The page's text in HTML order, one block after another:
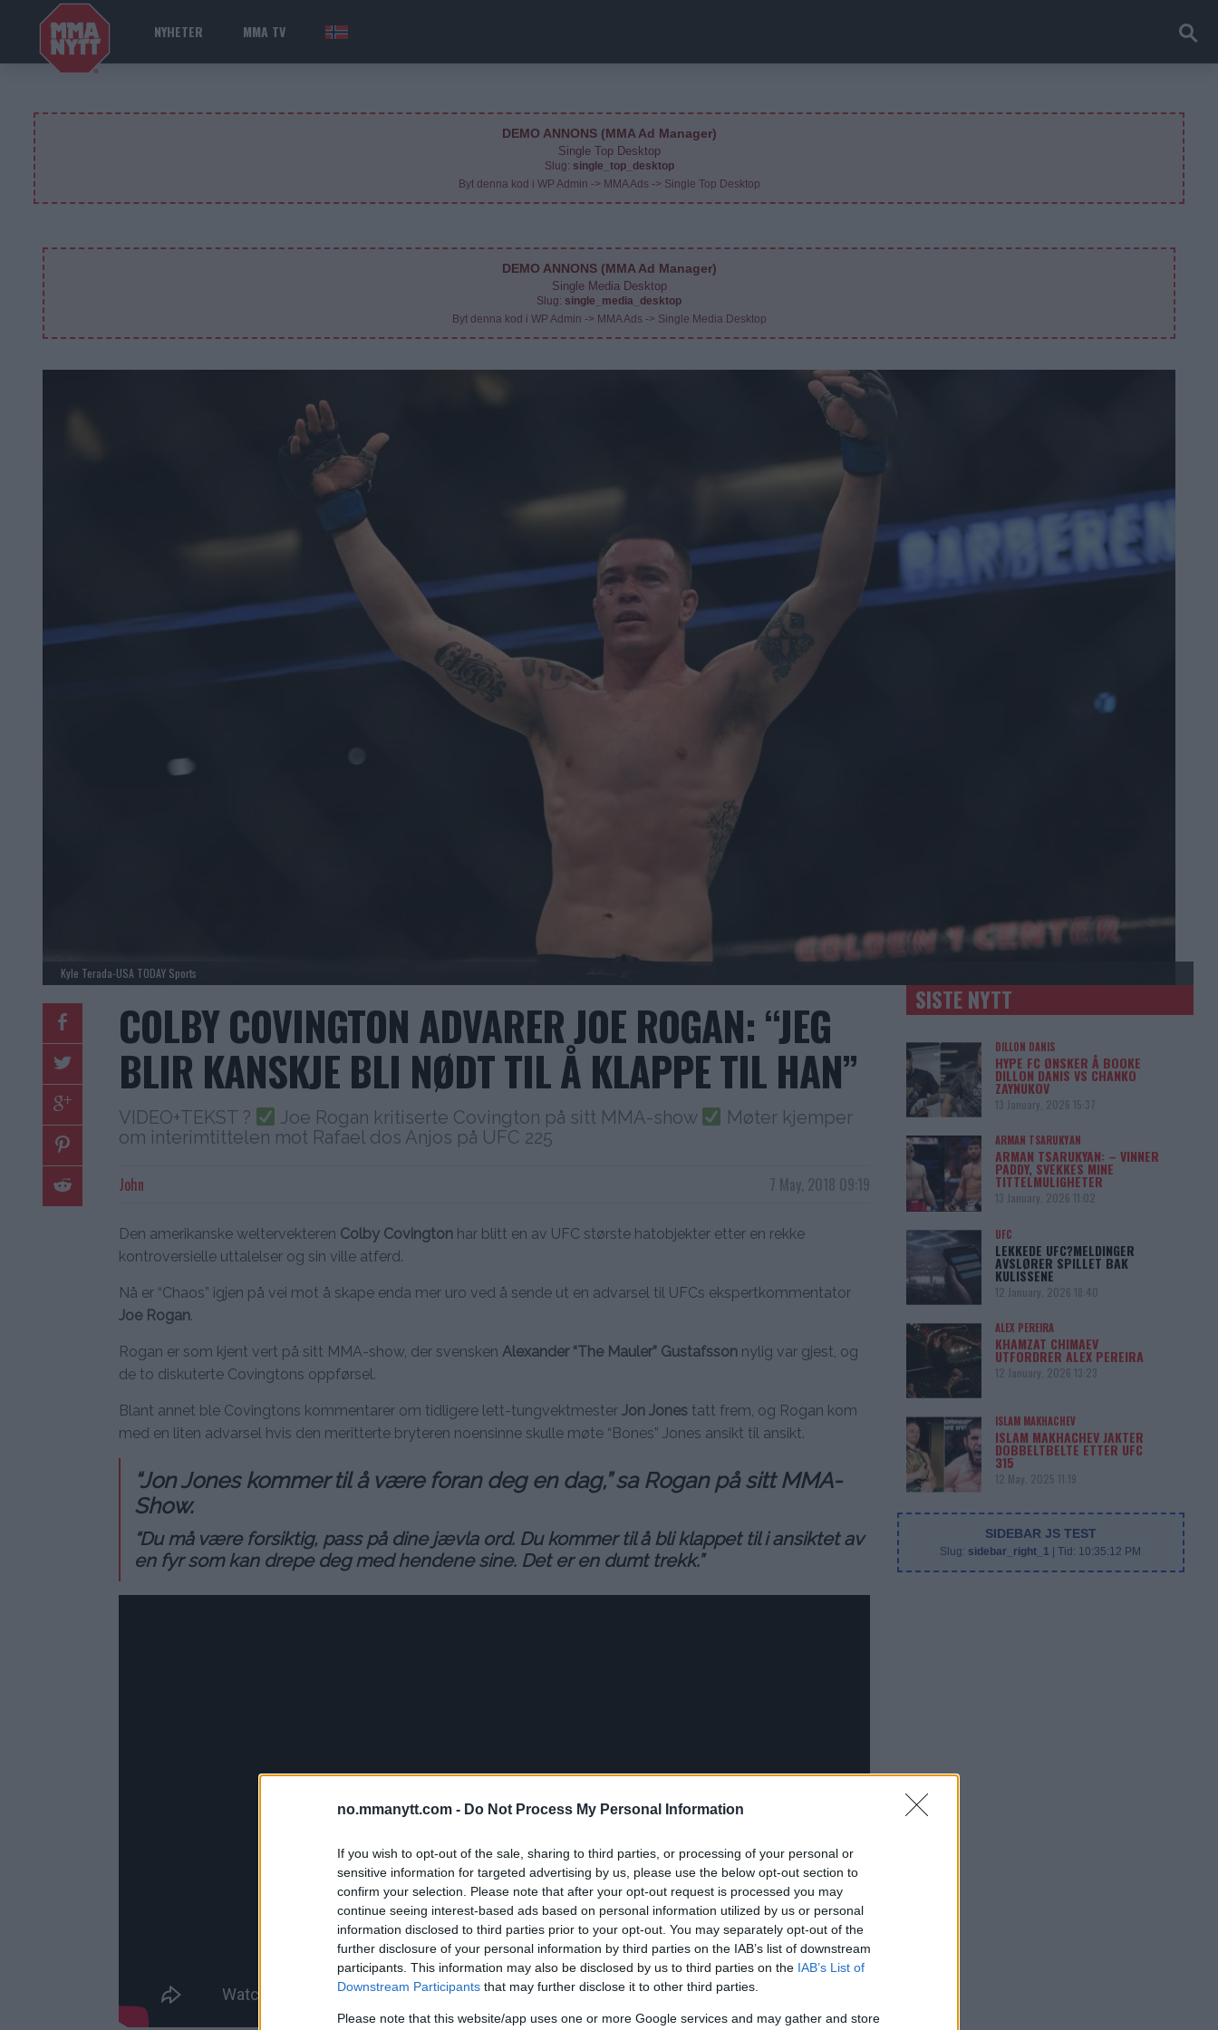
no.mmanytt.com - Do Not Process My Personal Information
If you wish to opt-out of the sale, sharing to third parties, or processing of your personal or
sensitive information for targeted advertising by us, please use the below opt-out section to
confirm your selection. Please note that after your opt-out request is processed you may
continue seeing interest-based ads based on personal information utilized by us or personal
information disclosed to third parties prior to your opt-out. You may separately opt-out of the
further disclosure of your personal information by third parties on the IAB’s list of downstream
participants. This information may also be disclosed by us to third parties on the IAB’s List of
Downstream Participants that may further disclose it to other third parties.
Please note that this website/app uses one or more Google services and may gather and store
NYHETER MMA TV NOR
DEMO ANNONS (MMA Ad Manager)
Single Top Desktop
Slug: single_top_desktop
Byt denna kod i WP Admin -> MMA Ads -> Single Top Desktop
DEMO ANNONS (MMA Ad Manager)
Single Media Desktop
Slug: single_media_desktop
Byt denna kod i WP Admin -> MMA Ads -> Single Media Desktop
Kyle Terada-USA TODAY Sports
COLBY COVINGTON ADVARER JOE ROGAN: “JEG
BLIR KANSKJE BLI NØDT TIL Å KLAPPE TIL HAN”
VIDEO+TEKST ? Joe Rogan kritiserte Covington på sitt MMA-show
Møter kjemper
om interimtittelen mot Rafael dos Anjos på UFC 225
7 May, 2018 09:19
John
Den amerikanske weltervekteren Colby Covington har blitt en av UFC største hatobjekter etter en rekke
kontroversielle uttalelser og sin ville atferd.
Nå er “Chaos” igjen på vei mot å skape enda mer uro ved å sende ut en advarsel til UFCs ekspertkommentator
Joe Rogan.
Rogan er som kjent vert på sitt MMA-show, der svensken Alexander “The Mauler” Gustafsson nylig var gjest, og
de to diskuterte Covingtons oppførsel.
Blant annet ble Covingtons kommentarer om tidligere lett-tungvektmester Jon Jones tatt frem, og Rogan kom
med en liten advarsel hvis den meritterte bryteren noensinne skulle møte “Bones” Jones ansikt til ansikt.
“Jon Jones kommer til å være foran deg en dag,” sa Rogan på sitt MMA-
Show.
“Du må være forsiktig, pass på dine jævla ord. Du kommer til å bli klappet til i ansiktet av
en fyr som kan drepe deg med hendene sine. Det er en dumt trekk.”
SISTE NYTT
DILLON DANIS
HYPE FC ØNSKER Å BOOKE
DILLON DANIS VS CHANKO
ZAYNUKOV
13 January, 2026 15:37
ARMAN TSARUKYAN
ARMAN TSARUKYAN: – VINNER
PADDY, SVEKKES MINE
TITTELMULIGHETER
13 January, 2026 11:02
UFC
LEKKEDE UFC?MELDINGER
AVSLØRER SPILLET BAK
KULISSENE
12 January, 2026 18:40
ALEX PEREIRA
KHAMZAT CHIMAEV
UTFORDRER ALEX PEREIRA
12 January, 2026 13:23
ISLAM MAKHACHEV
ISLAM MAKHACHEV JAKTER
DOBBELTBELTE ETTER UFC
315
12 May, 2025 11:19
SIDEBAR JS TEST
Slug: sidebar_right_1 | Tid: 10:35:12 PM